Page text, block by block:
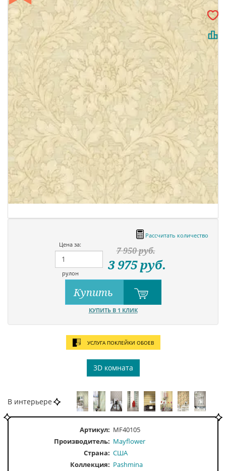
Рассчитать количество
Цена за:
рулон
7 950руб.
3 975руб.
Купить
КУПИТЬ В 1 КЛИК
УСЛУГА ПОКЛЕЙКИ ОБОЕВ
3D комната
В интерьере
Артикул: MF40105
Производитель: Mayflower
Страна: США
Коллекция: Pashmina